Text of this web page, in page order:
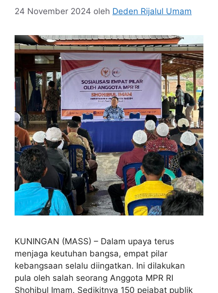
24 November 2024 oleh Deden Rijalul Umam
KUNINGAN (MASS) – Dalam upaya terus
menjaga keutuhan bangsa, empat pilar
kebangsaan selalu diingatkan. Ini dilakukan
pula oleh salah seorang Anggota MPR RI
Shohibul Imam. Sedikitnya 150 pejabat publik